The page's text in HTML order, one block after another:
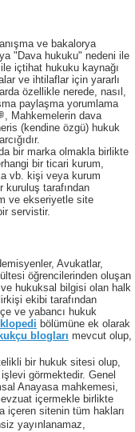
ve bakalorya
"Dava hukuku" nedeni ile
içtihat hukuku kaynağı
ve ihtilaflar için yararlı
özellikle nerede, nasıl,
paylaşma yorumlama
Mahkemelerin dava
(kendine özgü) hukuk
bir marka olmakla birlikte
bir ticari kurum,
vb. kişi veya kurum
tarafından
ve ekseriyetle site
servistir.
Avukatlar,
öğrencilerinden oluşan
hukuksal bilgisi olan halk
ekibi tarafından
ve yabancı hukuk
bölümüne ek olarak
blogları mevcut olup,
bir hukuk sitesi olup,
görmektedir. Genel
Anayasa mahkemesi,
içermekle birlikte
içeren sitenin tüm hakları
yayınlanamaz,